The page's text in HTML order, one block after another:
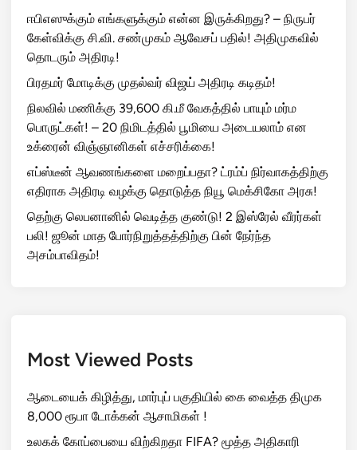
ஈபிஎஸுக்கும் எங்களுக்கும் என்ன இருக்கிறது? – நிருபர்
கேள்விக்கு சி.வி. சண்முகம் ஆவேசப் பதில்! அதிமுகவில்
தொடரும் அதிரடி!
பிரதமர் மோடிக்கு முதல்வர் விஜய் அதிரடி கடிதம்!
நிலவில் மணிக்கு 39,600 கி.மீ வேகத்தில் பாயும் மர்ம
பொருட்கள்! – 20 நிமிடத்தில் பூமியை அடையலாம் என
உக்ரைன் விஞ்ஞானிகள் எச்சரிக்கை!
எப்ஸ்டீன் ஆவணங்களை மறைப்பதா? ட்ரம்ப் நிர்வாகத்திற்கு
எதிராக அதிரடி வழக்கு தொடுத்த நியூ மெக்சிகோ அரசு!
தெற்கு லெபனானில் வெடித்த குண்டு! 2 இஸ்ரேல் வீரர்கள்
பலி! ஜூன் மாத போர்நிறுத்தத்திற்கு பின் நேர்ந்த
அசம்பாவிதம்!
Most Viewed Posts
ஆடையைக் கிழித்து, மார்புப் பகுதியில் கை வைத்த திமுக
8,000 ரூபா டோக்கன் ஆசாமிகள் !
உலகக் கோப்பையை விற்கிறதா FIFA? மூத்த அதிகாரி